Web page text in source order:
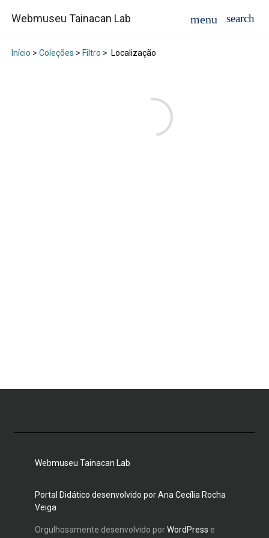
Webmuseu Tainacan Lab
Início > Coleções > Filtro > Localização
Webmuseu Tainacan Lab
Portal Didático desenvolvido por Ana Cecília Rocha
Veiga
Orgulhosamente desenvolvido porWordPress e